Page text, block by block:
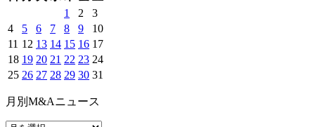
1
2
3
4
5 6 7 8 9
10
11 12 13 14 15 16 17
18 19 20 21 22 23 24
25 26 27 28 29 30 31
月別M&Aニュース